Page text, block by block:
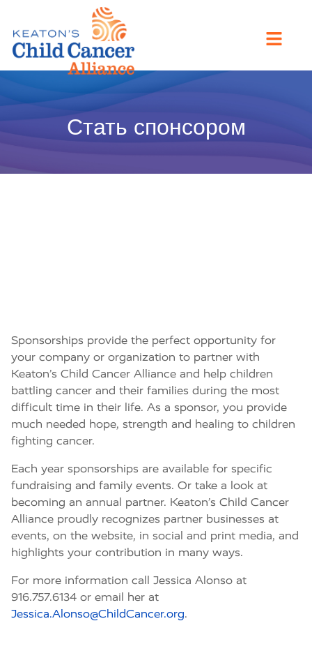
Стать спонсором
Sponsorships provide the perfect opportunity for
your company or organization to partner with
Keaton’s Child Cancer Alliance and help children
battling cancer and their families during the most
difficult time in their life. As a sponsor, you provide
much needed hope, strength and healing to children
fighting cancer.
Each year sponsorships are available for specific
fundraising and family events. Or take a look at
becoming an annual partner. Keaton’s Child Cancer
Alliance proudly recognizes partner businesses at
events, on the website, in social and print media, and
highlights your contribution in many ways.
For more information call Jessica Alonso at
916.757.6134 or email her at
Jessica.Alonso@ChildCancer.org.